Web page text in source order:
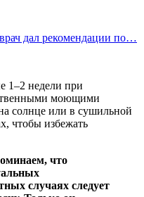
дал рекомендации по…
1–2 недели при
моющими
солнце или в сушильной
чтобы избежать
что
случаях следует